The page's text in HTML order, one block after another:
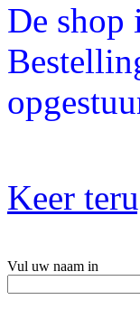
De shop
Keer
Vul uw naam in